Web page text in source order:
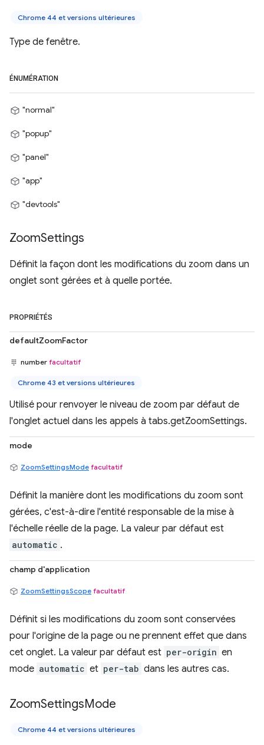
Chrome 44 et versions ultérieures
Type de fenêtre.
ÉNUMÉRATION
"normal"
"popup"
"panel"
"app"
"devtools"
ZoomSettings
Définit la façon dont les modifications du zoom dans un
onglet sont gérées et à quelle portée.
PROPRIÉTÉS
defaultZoomFactor
number facultatif
Chrome 43 et versions ultérieures
Utilisé pour renvoyer le niveau de zoom par défaut de
l'onglet actuel dans les appels à tabs.getZoomSettings.
mode
ZoomSettingsMode facultatif
Définit la manière dont les modifications du zoom sont
gérées, c'est-à-dire l'entité responsable de la mise à
l'échelle réelle de la page. La valeur par défaut est
automatic .
champ d'application
ZoomSettingsScope facultatif
Définit si les modifications du zoom sont conservées
pour l'origine de la page ou ne prennent effet que dans
cet onglet. La valeur par défaut est per-origin en
mode automatic et per-tab dans les autres cas.
ZoomSettingsMode
Chrome 44 et versions ultérieures